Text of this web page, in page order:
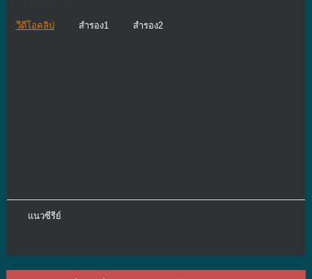
วีดีโอคลิป สำรอง1 สำรอง2
แนวซีรีย์